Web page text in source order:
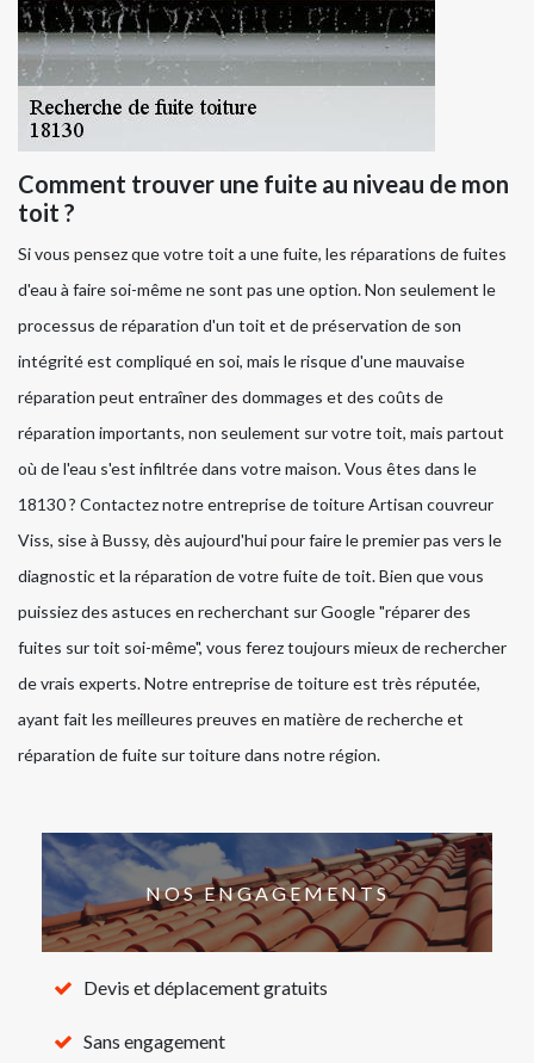
Comment trouver une fuite au niveau de mon
toit ?
Si vous pensez que votre toit a une fuite, les réparations de fuites
d'eau à faire soi-même ne sont pas une option. Non seulement le
processus de réparation d'un toit et de préservation de son
intégrité est compliqué en soi, mais le risque d'une mauvaise
réparation peut entraîner des dommages et des coûts de
réparation importants, non seulement sur votre toit, mais partout
où de l'eau s'est infiltrée dans votre maison. Vous êtes dans le
18130 ? Contactez notre entreprise de toiture Artisan couvreur
Viss, sise à Bussy, dès aujourd'hui pour faire le premier pas vers le
diagnostic et la réparation de votre fuite de toit. Bien que vous
puissiez des astuces en recherchant sur Google "réparer des
fuites sur toit soi-même", vous ferez toujours mieux de rechercher
de vrais experts. Notre entreprise de toiture est très réputée,
ayant fait les meilleures preuves en matière de recherche et
réparation de fuite sur toiture dans notre région.
NOS ENGAGEMENTS
Devis et déplacement gratuits
Sans engagement